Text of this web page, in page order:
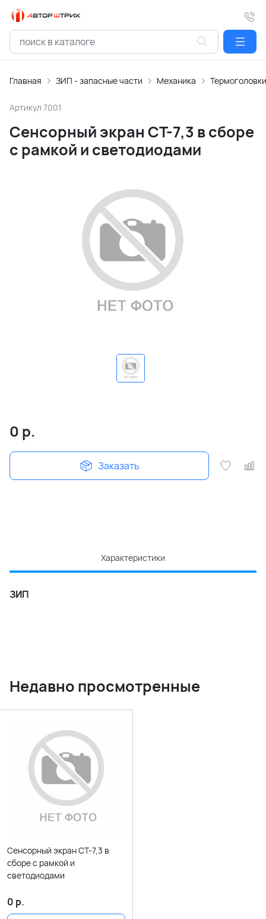
Главная ЗИП - запасные части Механика Термоголовки
Артикул 7001
Сенсорный экран СТ-7,3 в сборе
с рамкой и светодиодами
0 р.
Заказать
Характеристики
ЗИП
Недавно просмотренные
Сенсорный экран СТ-7,3 в
сборе с рамкой и
светодиодами
0 р.